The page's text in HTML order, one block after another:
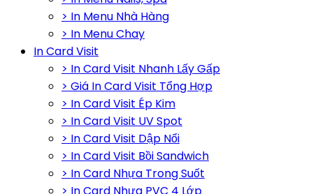
> In Menu Nhà Hàng
> In Menu Chay
In Card Visit
> In Card Visit Nhanh Lấy Gấp
> Giá In Card Visit Tổng Hợp
> In Card Visit Ép Kim
> In Card Visit UV Spot
> In Card Visit Dập Nổi
> In Card Visit Bồi Sandwich
> In Card Nhựa Trong Suốt